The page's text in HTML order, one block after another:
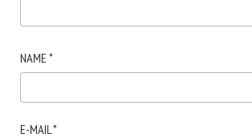
NAME *
E-MAIL*